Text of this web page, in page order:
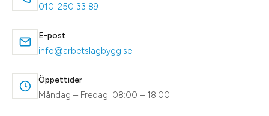
010-250 33 89
E-post
info@arbetslagbygg.se
Öppettider
Måndag – Fredag: 08:00 – 18:00